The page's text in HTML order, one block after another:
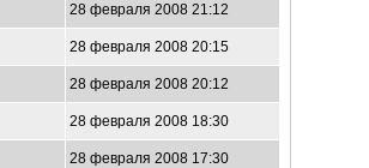
28 февраля 2008 21:12
28 февраля 2008 20:15
28 февраля 2008 20:12
28 февраля 2008 18:30
28 февраля 2008 17:30